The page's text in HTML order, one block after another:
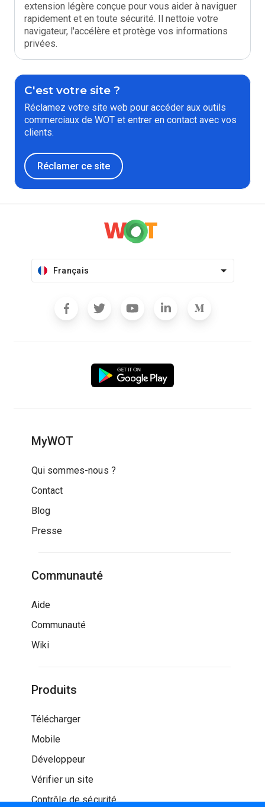
extension légère conçue pour vous aider à naviguer
rapidement et en toute sécurité. Il nettoie votre
navigateur, l'accélère et protège vos informations
privées.
C'est votre site ?
Réclamez votre site web pour accéder aux outils
commerciaux de WOT et entrer en contact avec vos
clients.
Réclamer ce site
Français
MyWOT
Qui sommes-nous ?
Contact
Blog
Presse
Communauté
Aide
Communauté
Wiki
Produits
Télécharger
Mobile
Développeur
Vérifier un site
Contrôle de sécurité